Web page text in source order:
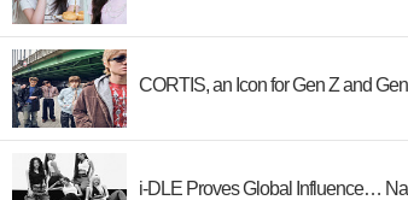
CORTIS, an Icon for Gen Z and
i-DLE Proves Global Influence…